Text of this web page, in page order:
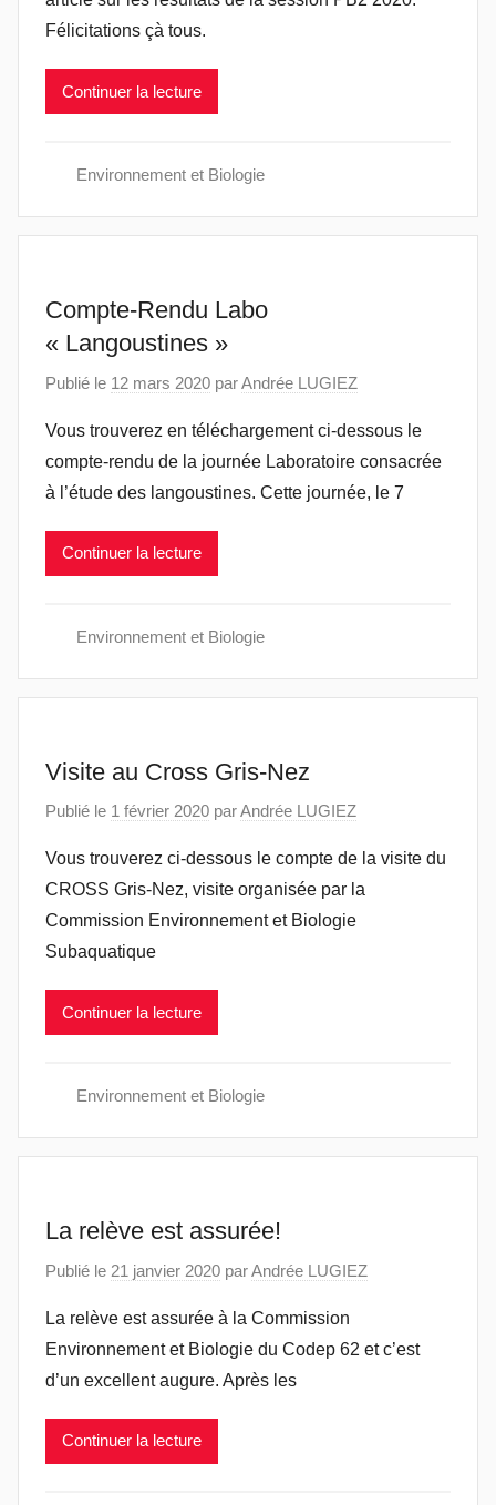
Félicitations çà tous.
Continuer la lecture
Environnement et Biologie
Compte-Rendu Labo
« Langoustines »
Publié le 12 mars 2020 parAndrée LUGIEZ
Vous trouverez en téléchargement ci-dessous le
compte-rendu de la journée Laboratoire consacrée
à l’étude des langoustines. Cette journée, le 7
Continuer la lecture
Environnement et Biologie
Visite au Cross Gris-Nez
Publié le 1 février 2020 parAndrée LUGIEZ
Vous trouverez ci-dessous le compte de la visite du
CROSS Gris-Nez, visite organisée par la
Commission Environnement et Biologie
Subaquatique
Continuer la lecture
Environnement et Biologie
La relève est assurée!
Publié le 21 janvier 2020 parAndrée LUGIEZ
La relève est assurée à la Commission
Environnement et Biologie du Codep 62 et c’est
d’un excellent augure. Après les
Continuer la lecture